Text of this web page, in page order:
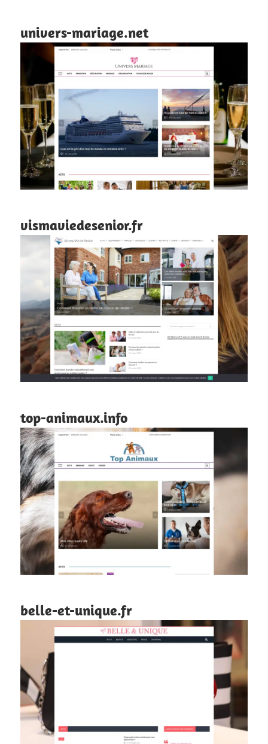
univers-mariage.net
vismaviedesenior.fr
top-animaux.info
belle-et-unique.fr